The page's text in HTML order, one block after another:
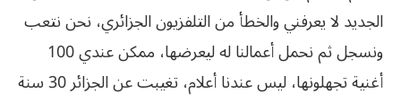
الجديد لا يعرفني والخطأ من التلفزيون الجزائري، نحن نتعب
ونسجل ثم نحمل أعمالنا له ليعرضها، ممكن عندي 100
أغنية تجهلونها، ليس عندنا أعلام، تغيبت عن الجزائر 30 سنة